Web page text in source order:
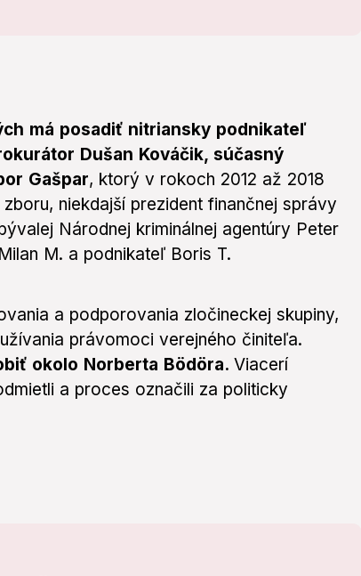
má posadiť nitriansky podnikateľ
Dušan Kováčik, súčasný
Gašpar, ktorý v rokoch 2012 až 2018
niekdajší prezident finančnej správy
Národnej kriminálnej agentúry Peter
M. a podnikateľ Boris T.
a podporovania zločineckej skupiny,
právomoci verejného činiteľa.
okolo Norberta Bödöra. Viacerí
a proces označili za politicky